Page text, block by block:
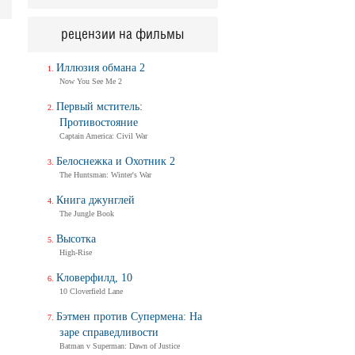
рецензии на фильмы
Иллюзия обмана 2
Now You See Me 2
Первый мститель:
Противостояние
Captain America: Civil War
Белоснежка и Охотник 2
The Huntsman: Winter's War
Книга джунглей
The Jungle Book
Высотка
High-Rise
Кловерфилд, 10
10 Cloverfield Lane
Бэтмен против Супермена: На
заре справедливости
Batman v Superman: Dawn of Justice